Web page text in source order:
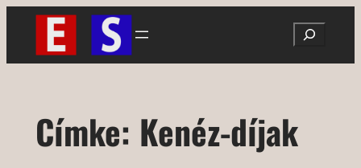
Ugrás
tartalomhoz
Search
Címke: Kenéz-díjak